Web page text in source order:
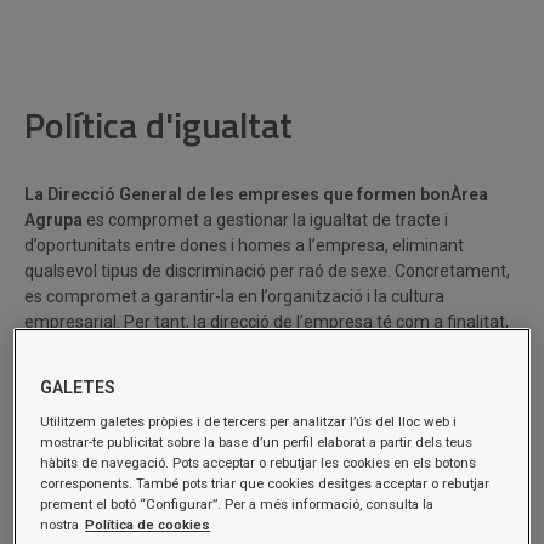
Política d'igualtat
La Direcció General de les empreses que formen bonÀrea
Agrupa es compromet a gestionar la igualtat de tracte i
d’oportunitats entre dones i homes a l’empresa, eliminant
qualsevol tipus de discriminació per raó de sexe. Concretament,
es compromet a garantir-la en l’organització i la cultura
empresarial. Per tant, la direcció de l’empresa té com a finalitat,
en totes les polítiques i accions de l’empresa de forma
permanent.
La política d’igualtat d’oportunitats es basa en:
GALETES
Utilitzem galetes pròpies i de tercers per analitzar l’ús del lloc web i
mostrar-te publicitat sobre la base d’un perfil elaborat a partir dels teus
hàbits de navegació. Pots acceptar o rebutjar les cookies en els botons
corresponents. També pots triar que cookies desitges acceptar o rebutjar
prement el botó “Configurar”. Per a més informació, consulta la
nostra Política de cookies